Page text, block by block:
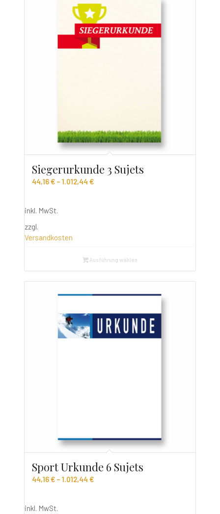
Siegerurkunde 3 Sujets
44,16€– 1.012,44 €
inkl. MwSt.
zzgl.
Versandkosten
Ausführung wählen
Sport Urkunde 6 Sujets
44,16€– 1.012,44 €
inkl. MwSt.